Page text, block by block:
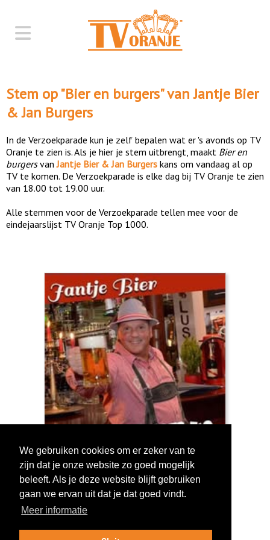
Stem op "Bier en burgers" vanJantje Bier
& Jan Burgers
In de Verzoekparade kun je zelf bepalen wat er 's avonds op TV
Oranje te zien is. Als je hier je stem uitbrengt, maakt Bier en
burgersvanJantje Bier & Jan Burgers kans om vandaag al op
TV te komen. De Verzoekparade is elke dag bij TV Oranje te zien
van 18.00 tot 19.00 uur.
Alle stemmen voor de Verzoekparade tellen mee voor de
eindejaarslijst TV Oranje Top 1000.
Log in om te stemmen!
We gebruiken cookies om er zeker van te
zijn dat je onze website zo goed mogelijk
beleeft. Als je deze website blijft gebruiken
gaan we ervan uit dat je dat goed vindt.
Meer informatie